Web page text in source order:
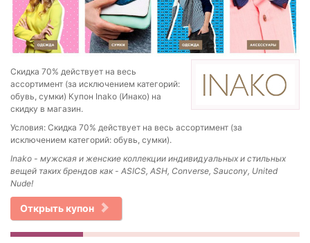
Скидка 70% действует на весь
ассортимент (за исключением категорий:
обувь, сумки) Купон Inako (Инако) на
скидку в магазин.
Условия: Скидка 70% действует на весь ассортимент (за
исключением категорий: обувь, сумки).
Inako - мужская и женские коллекции индивидуальных и стильных
вещей таких брендов как - ASICS, ASH, Converse, Saucony, United
Nude!
Открыть купон